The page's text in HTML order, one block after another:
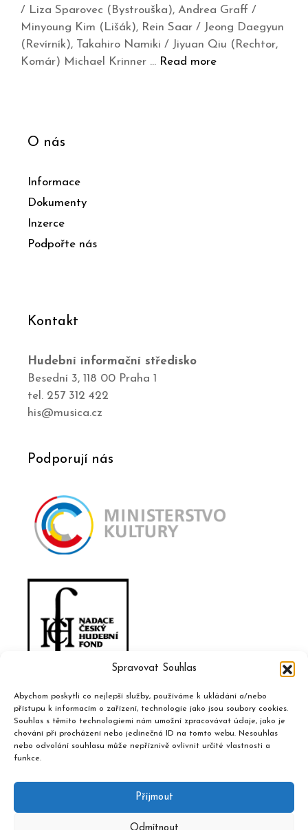
Spravovat Souhlas
Abychom poskytli co nejlepší služby, používáme k ukládání a/nebo
přístupu k informacím o zařízení, technologie jako jsou soubory cookies.
Souhlas s těmito technologiemi nám umožní zpracovávat údaje, jako je
chování při procházení nebo jedinečná ID na tomto webu. Nesouhlas
nebo odvolání souhlasu může nepříznivě ovlivnit určité vlastnosti a
funkce.
Příjmout
Odmítnout
/ Liza Sparovec (Bystrouška), Andrea Graff /
Minyoung Kim (Lišák), Rein Saar / Jeong Daegyun
(Revírník), Takahiro Namiki / Jiyuan Qiu (Rechtor,
Komár) Michael Krinner … Read more
O nás
Informace
Dokumenty
Inzerce
Podpořte nás
Kontakt
Hudební informační středisko
Besední 3, 118 00 Praha 1
tel. 257 312 422
his@musica.cz
Podporují nás